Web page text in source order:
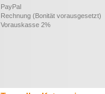
PayPal
Rechnung (Bonität vorausgesetzt)
Vorauskasse 2%